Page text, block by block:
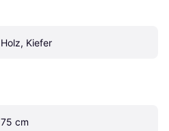
Holz, Kiefer
75 cm